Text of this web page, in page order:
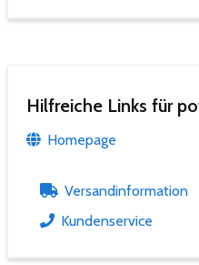
Hilfreiche Links für
Homepage
Versandinformation
Kundenservice